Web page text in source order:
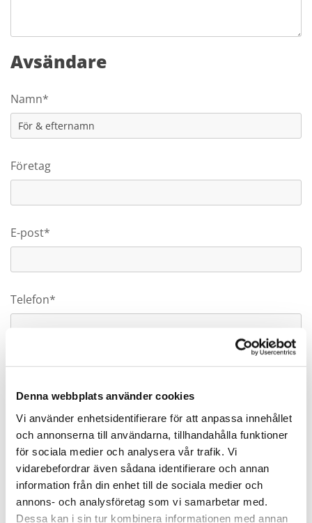
Denna webbplats använder cookies
Vi använder enhetsidentifierare för att anpassa innehållet
och annonserna till användarna, tillhandahålla funktioner
för sociala medier och analysera vår trafik. Vi
vidarebefordrar även sådana identifierare och annan
information från din enhet till de sociala medier och
annons- och analysföretag som vi samarbetar med.
Dessa kan i sin tur kombinera informationen med annan
Avsändare
Namn*
Företag
E-post*
Telefon*
Genom att skicka in förfrågan tillåter jag
Andrésen Skog & Trädgård att använda mina
personuppgifter till att fullgöra vårt åtagande och
återkoppla till er.